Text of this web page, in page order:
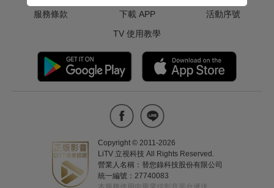
服務條款
下載 APP
TV 使用教學
活動序號
Copyright © 2011-2026
LiTV 立視科技 All Rights Reserved.
營業人名稱：替您錄科技股份有限公司
統一編號：27740083